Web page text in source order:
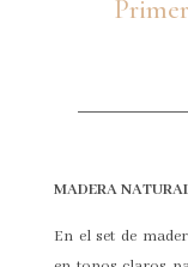
MADERA
En el set de